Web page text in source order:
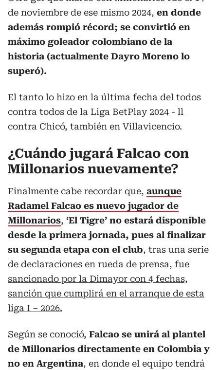
de noviembre de ese mismo 2024, en donde
además rompió récord; se convirtió en
máximo goleador colombiano de la
historia (actualmente Dayro Moreno lo
superó).
El tanto lo hizo en la última fecha del todos
contra todos de la Liga BetPlay 2024 - ll
contra Chicó, también en Villavicencio.
¿Cuándo jugará Falcao con
Millonarios nuevamente?
Finalmente cabe recordar que, aunque
Radamel Falcao es nuevo jugador de
Millonarios, ‘El Tigre’ no estará disponible
desde la primera jornada, pues al finalizar
su segunda etapa con el club, tras una serie
de declaraciones en rueda de prensa, fue
sancionado por la Dimayor con 4 fechas,
sanción que cumplirá en el arranque de esta
liga I – 2026.
Según se conoció, Falcao se unirá al plantel
de Millonarios directamente en Colombia y
no en Argentina, en donde el equipo tendrá